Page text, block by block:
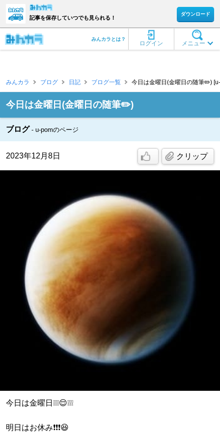
記事を保存していつでも見られる！
ダウンロード
メニュー
ログイン
みんカラとは？
みんカラ ブログ 日記 ブログ一覧 今日は金曜日(金曜日の随筆✏️)
今日は金曜日(金曜日の随筆✏️)
ブログ u-pomのページ
2023年12月8日 クリップ
今日は金曜日❕❕❕😌❕❕❕
明日はお休み❗❗❗😆